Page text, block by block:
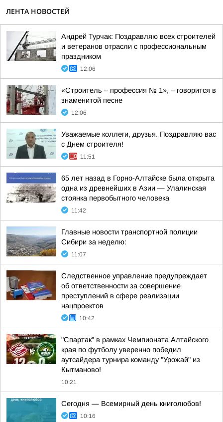
ЛЕНТА НОВОСТЕЙ
Андрей Турчак: Поздравляю всех строителей
и ветеранов отрасли с профессиональным
праздником
12:06
«Строитель – профессия № 1», – говорится в
знаменитой песне
12:06
Уважаемые коллеги, друзья. Поздравляю вас
с Днем строителя!
11:51
65 лет назад в Горно-Алтайске была открыта
одна из древнейших в Азии — Улалинская
стоянка первобытного человека
11:42
Главные новости транспортной полиции
Сибири за неделю:
11:07
Следственное управление предупреждает
об ответственности за совершение
преступлений в сфере реализации
нацпроектов
10:42
"Спартак" в рамках Чемпионата Алтайского
края по футболу уверенно победил
аутсайдера турнира команду "Урожай" из
Кытманово!
10:21
Сегодня — Всемирный день книголюбов!
10:16